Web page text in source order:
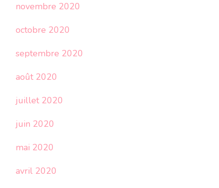
novembre 2020
octobre 2020
septembre 2020
août 2020
juillet 2020
juin 2020
mai 2020
avril 2020